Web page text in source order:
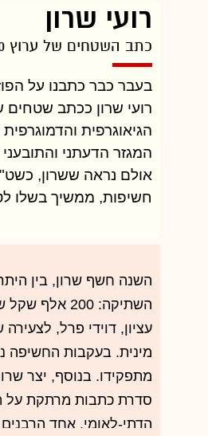
רועי שרון
כתב השטחים של ערוץ 10
בעבר כבר כתבנו על
רועי שרון ככתב
הגיאוגרפית
המגזר הדעתני
אולם נראה ששרון,
חשיפות, ממשיך בשלו
השנה חשף שרון, בין
השתיקה: 200
עציון, דוידי פרל,
מינית. בעקבות החשיפה
מתפקידו. בנוסף, יצר
סדרת כתבות מרתקת על
הדתי-לאומי. אחד